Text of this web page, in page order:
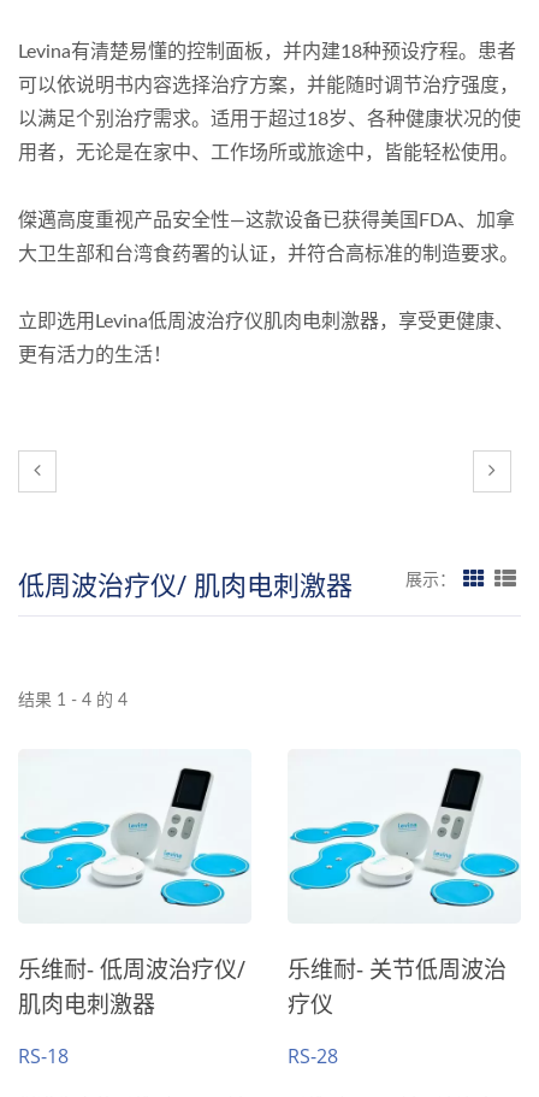
Levina有清楚易懂的控制面板，并内建18种预设疗程。患者
可以依说明书内容选择治疗方案，并能随时调节治疗强度，
以满足个别治疗需求。适用于超过18岁、各种健康状况的使
用者，无论是在家中、工作场所或旅途中，皆能轻松使用。
傑邁高度重视产品安全性—这款设备已获得美国FDA、加拿
大卫生部和台湾食药署的认证，并符合高标准的制造要求。
立即选用Levina低周波治疗仪肌肉电刺激器，享受更健康、
更有活力的生活！
低周波治疗仪/ 肌肉电刺激器 展示：
结果 1 - 4 的 4
乐维耐- 低周波治疗仪/
肌肉电刺激器
RS-18
乐维耐- 关节低周波治
疗仪
RS-28